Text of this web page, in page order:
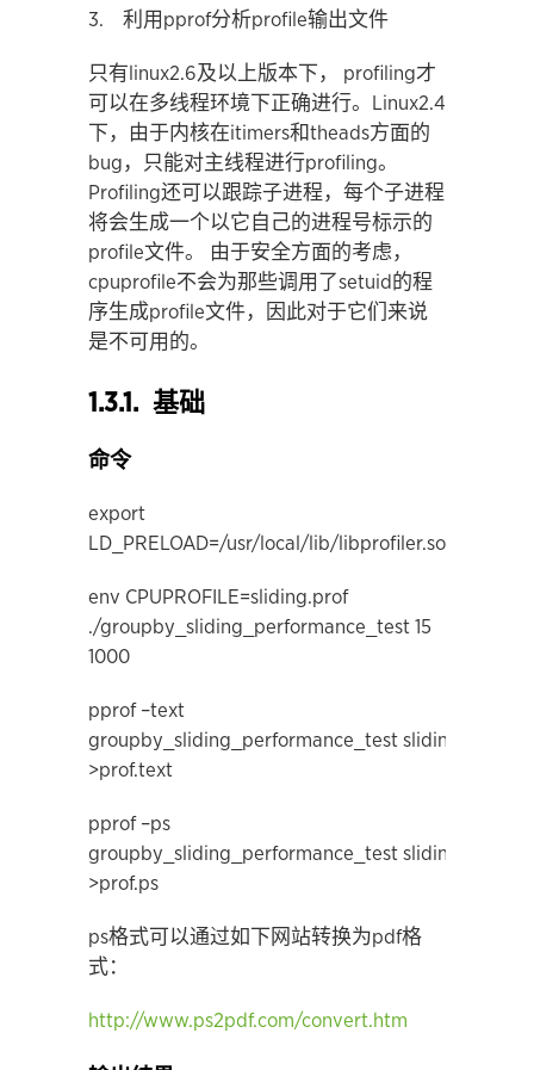
3. 利用pprof分析profile输出文件
只有linux2.6及以上版本下， profiling才
可以在多线程环境下正确进行。Linux2.4
下，由于内核在itimers和theads方面的
bug，只能对主线程进行profiling。
Profiling还可以跟踪子进程，每个子进程
将会生成一个以它自己的进程号标示的
profile文件。 由于安全方面的考虑，
cpuprofile不会为那些调用了setuid的程
序生成profile文件，因此对于它们来说
是不可用的。
1.3.1. 基础
命令
export
LD_PRELOAD=/usr/local/lib/libprofiler.so
env CPUPROFILE=sliding.prof
./groupby_sliding_performance_test 15
1000
pprof –text
groupby_sliding_performance_test sliding.prof
>prof.text
pprof –ps
groupby_sliding_performance_test sliding.prof
>prof.ps
ps格式可以通过如下网站转换为pdf格
式：
http://www.ps2pdf.com/convert.htm